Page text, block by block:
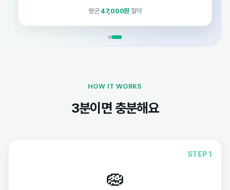
평균 47,000원 절약
HOW IT WORKS
3분이면 충분해요
STEP 1
🧽